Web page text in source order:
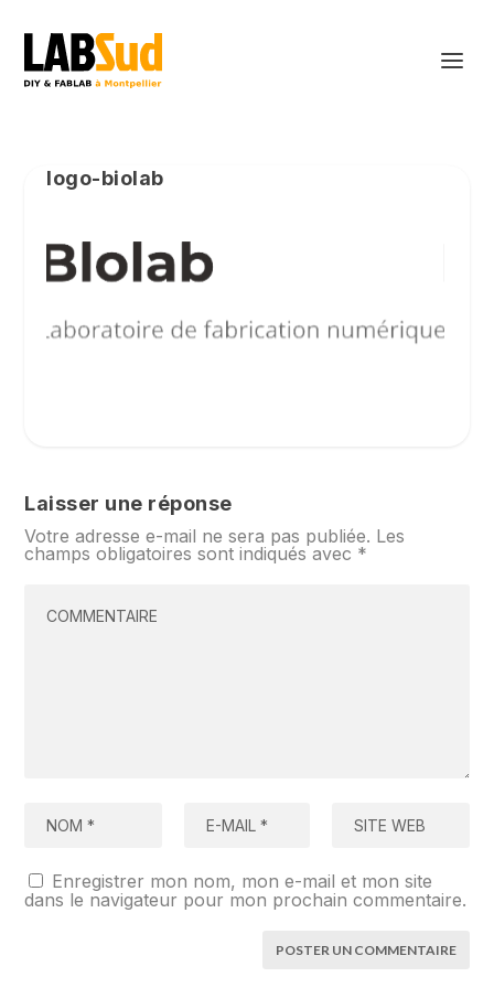
logo-biolab
Laisser une réponse
Votre adresse e-mail ne sera pas publiée. Les
champs obligatoires sont indiqués avec *
Enregistrer mon nom, mon e-mail et mon site
dans le navigateur pour mon prochain commentaire.